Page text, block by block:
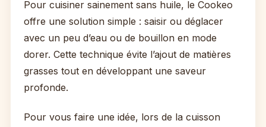
Pour cuisiner sainement sans huile, le Cookeo
offre une solution simple : saisir ou déglacer
avec un peu d’eau ou de bouillon en mode
dorer. Cette technique évite l’ajout de matières
grasses tout en développant une saveur
profonde.
Pour vous faire une idée, lors de la cuisson